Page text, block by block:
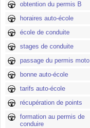
obtention du permis B
horaires auto-école
école de conduite
stages de conduite
passage du permis moto
bonne auto-école
tarifs auto-école
récupération de points
formation au permis de
conduire